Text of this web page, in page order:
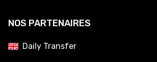
NOS PARTENAIRES
Daily Transfer